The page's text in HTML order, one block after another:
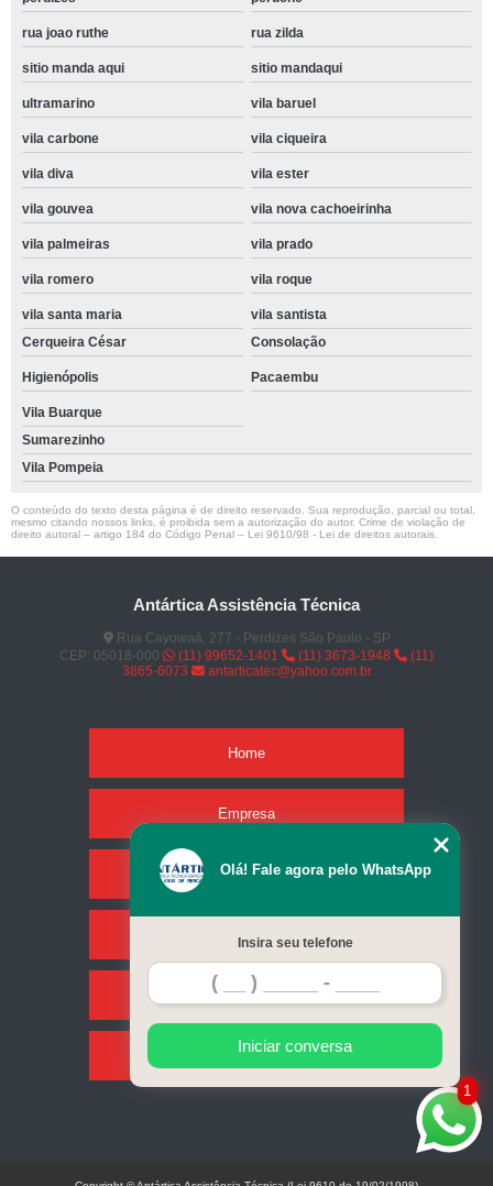
rua joao ruthe rua zilda
sitio manda aqui sitio mandaqui
ultramarino vila baruel
vila carbone vila ciqueira
vila diva vila ester
vila gouvea vila nova cachoeirinha
vila palmeiras vila prado
vila romero vila roque
vila santa maria
vila santista
Cerqueira César
Consolação
Higienópolis Pacaembu
Vila Buarque
Sumarezinho
Vila Pompeia
O conteúdo do texto desta página é de direito reservado. Sua reprodução, parcial ou total,
mesmo citando nossos links, é proibida sem a autorização do autor. Crime de violação de
direito autoral – artigo 184 do Código Penal – Lei 9610/98 - Lei de direitos autorais
Antártica Assistência Técnica
Rua Cayowaá, 277 - Perdizes São Paulo - SP
CEP: 05018-000
(11) 99652-1401 (11) 3673-1948
(11)
3865-6073
antarticatec@yahoo.com.br
Home
Empresa
Missão
Serviços
Contato
Mapa do site
1
Olá! Fale agora pelo WhatsApp
Insira seu telefone
Iniciar conversa